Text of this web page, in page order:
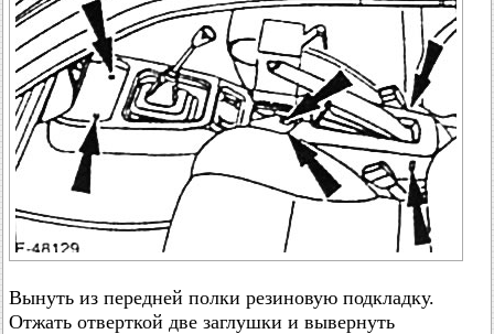
Вынуть из передней полки резиновую подкладку.
Отжать отверткой две заглушки и вывернуть